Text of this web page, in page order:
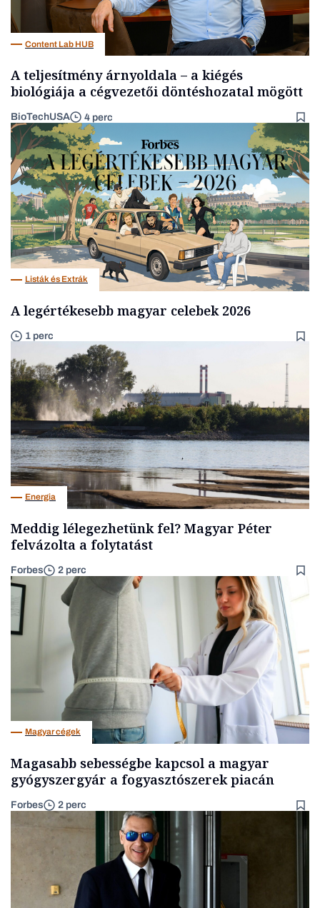
Content Lab HUB
A teljesítmény árnyoldala – a kiégés
biológiája a cégvezetői döntéshozatal mögött
BioTechUSA 4 perc
Listák és Extrák
A legértékesebb magyar celebek 2026
1 perc
Energia
Meddig lélegezhetünk fel? Magyar Péter
felvázolta a folytatást
Forbes 2 perc
Magyar cégek
Magasabb sebességbe kapcsol a magyar
gyógyszergyár a fogyasztószerek piacán
Forbes 2 perc